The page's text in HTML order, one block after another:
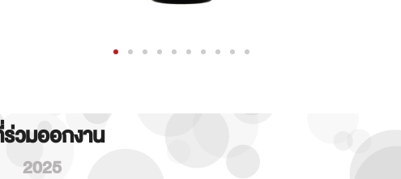
วมออกงาน
2025